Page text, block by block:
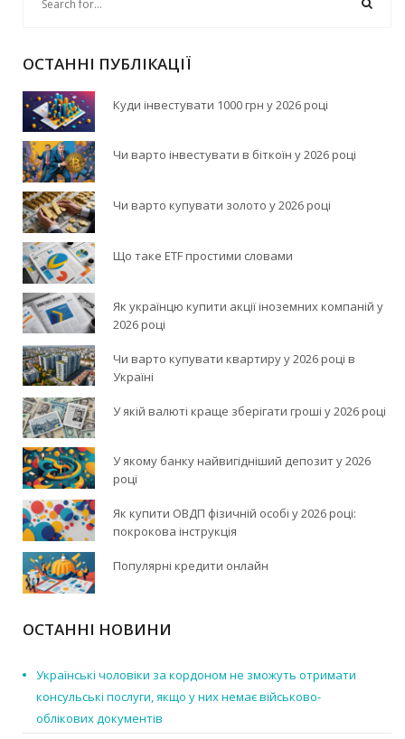
ОСТАННІ ПУБЛІКАЦІЇ
Куди інвестувати 1000 грн у 2026 році
Чи варто інвестувати в біткоїн у 2026 році
Чи варто купувати золото у 2026 році
Що таке ETF простими словами
Як українцю купити акції іноземних компаній у
2026 році
Чи варто купувати квартиру у 2026 році в
Україні
У якій валюті краще зберігати гроші у 2026 році
У якому банку найвигідніший депозит у 2026
році
Як купити ОВДП фізичній особі у 2026 році:
покрокова інструкція
Популярні кредити онлайн
ОСТАННІ НОВИНИ
Українські чоловіки за кордоном не зможуть отримати
консульські послуги, якщо у них немає військово-
облікових документів